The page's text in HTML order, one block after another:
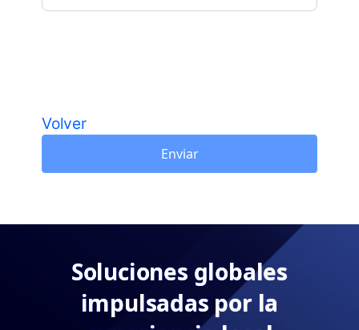
Volver
Enviar
Soluciones globales
impulsadas por la